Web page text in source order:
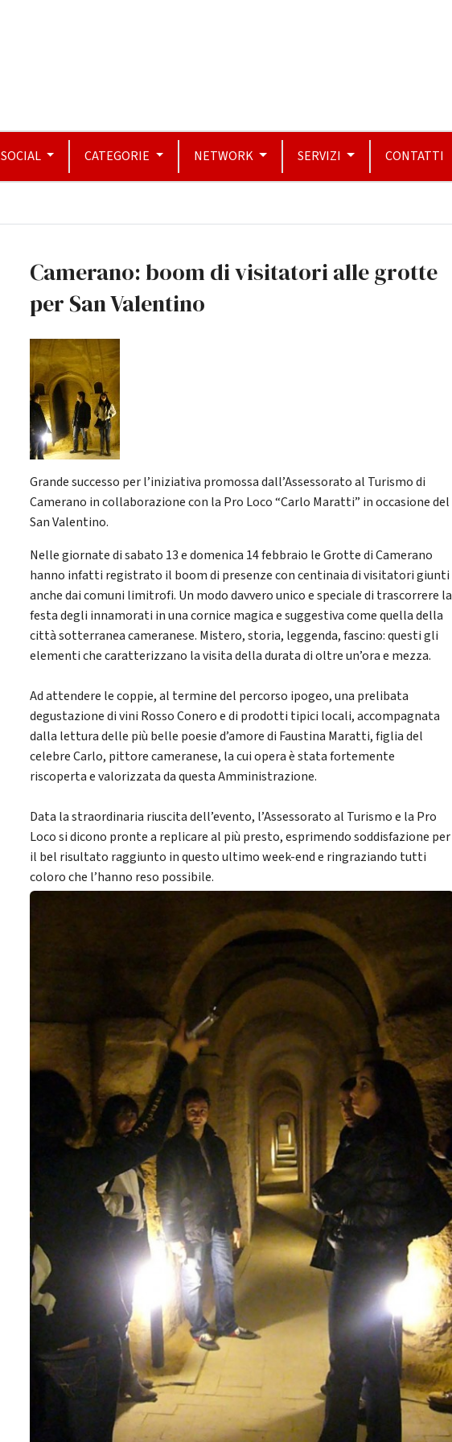
SOCIAL CATEGORIE NETWORK SERVIZI CONTATTI
Camerano: boom di visitatori alle grotte
per San Valentino
Grande successo per l’iniziativa promossa dall’Assessorato al Turismo di
Camerano in collaborazione con la Pro Loco “Carlo Maratti” in occasione del
San Valentino.
Nelle giornate di sabato 13 e domenica 14 febbraio le Grotte di Camerano
hanno infatti registrato il boom di presenze con centinaia di visitatori giunti
anche dai comuni limitrofi. Un modo davvero unico e speciale di trascorrere la
festa degli innamorati in una cornice magica e suggestiva come quella della
città sotterranea cameranese. Mistero, storia, leggenda, fascino: questi gli
elementi che caratterizzano la visita della durata di oltre un’ora e mezza.
Ad attendere le coppie, al termine del percorso ipogeo, una prelibata
degustazione di vini Rosso Conero e di prodotti tipici locali, accompagnata
dalla lettura delle più belle poesie d’amore di Faustina Maratti, figlia del
celebre Carlo, pittore cameranese, la cui opera è stata fortemente
riscoperta e valorizzata da questa Amministrazione.
Data la straordinaria riuscita dell’evento, l’Assessorato al Turismo e la Pro
Loco si dicono pronte a replicare al più presto, esprimendo soddisfazione per
il bel risultato raggiunto in questo ultimo week-end e ringraziando tutti
coloro che l’hanno reso possibile.